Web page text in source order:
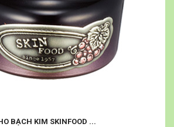
BẠCH KIM SKINFOOD ...